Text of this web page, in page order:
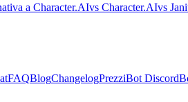
a Character.AIvs Character.AIvs
FAQBlogChangelogPrezziBot Discord